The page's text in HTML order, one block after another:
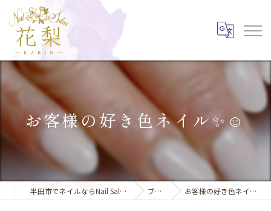
お客様の好き色ネイル✨️☺️
半田市でネイルならNail Salon 花梨 ブログ お客様の好き色ネイル✨️☺️